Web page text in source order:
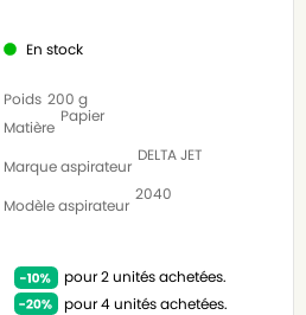
En stock
Poids 200 g
Matière
Papier
Marque aspirateur
DELTA JET
Modèle aspirateur
2040
pour 2 unités achetées.
pour 4 unités achetées.